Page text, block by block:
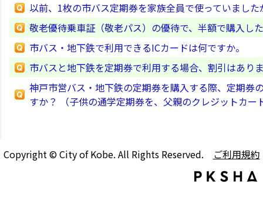
以前、1枚の市バス定期券を家族全員で使っていまし
敬老優待乗車証（敬老パス）の優待で、半額で購入し
市バス・地下鉄で利用できるICカードは何ですか。
市バスと地下鉄を定期券で利用する場合、割引はあり
神戸市営バス・地下鉄の定期券を購入する際、定期券
すか？ （子供の通学定期券を、父親のクレジットカー
Copyright © City of Kobe. All Rights Reserved. ご利用規約